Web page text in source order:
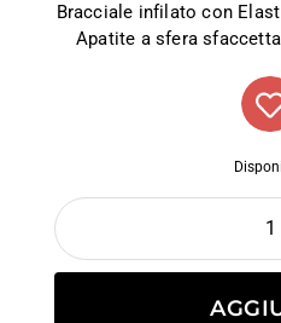
Bracciale infilato con
Apatite a sfera